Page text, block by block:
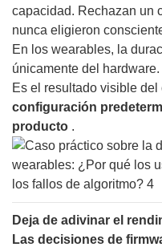
capacidad. Rechazan un
nunca eligieron
En los wearables, la
únicamente del hardware.
Es el resultado visible del
configuración
producto .
Deja de adivinar el
Las decisiones de